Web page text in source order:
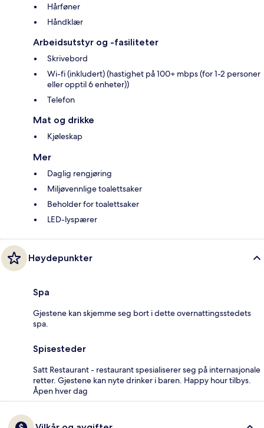
Hårføner
Håndklær
Arbeidsutstyr og -fasiliteter
Skrivebord
Wi-fi (inkludert) (hastighet på 100+ mbps (for 1-2 personer
eller opptil 6 enheter))
Telefon
Mat og drikke
Kjøleskap
Mer
Daglig rengjøring
Miljøvennlige toalettsaker
Beholder for toalettsaker
LED-lyspærer
Høydepunkter
Spa
Gjestene kan skjemme seg bort i dette overnattingsstedets
spa.
Spisesteder
Satt Restaurant - restaurant spesialiserer seg på internasjonale
retter. Gjestene kan nyte drinker i baren. Happy hour tilbys.
Åpen hver dag